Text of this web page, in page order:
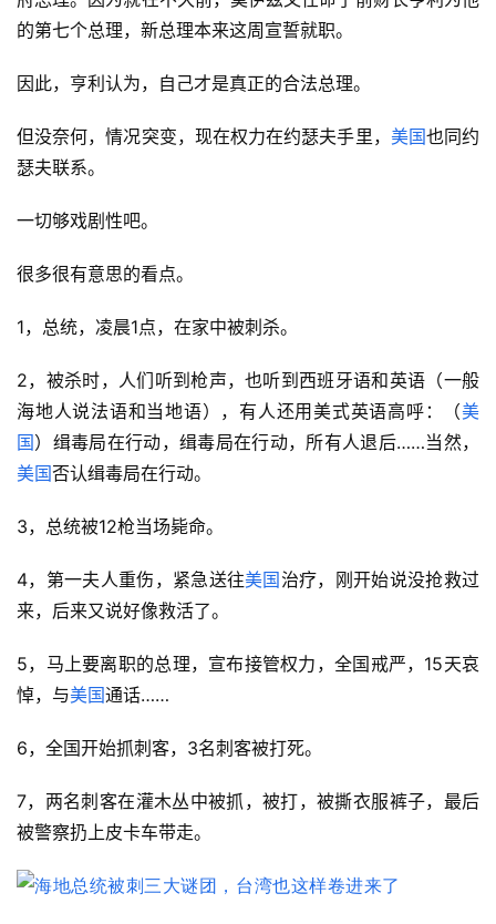
的第七个总理，新总理本来这周宣誓就职。
因此，亨利认为，自己才是真正的合法总理。
但没奈何，情况突变，现在权力在约瑟夫手里， 美国也同约
瑟夫联系。
一切够戏剧性吧。
很多很有意思的看点。
1，总统，凌晨1点，在家中被刺杀。
2，被杀时，人们听到枪声，也听到西班牙语和英语（一般
海地人说法语和当地语），有人还用美式英语高呼：（美
国）缉毒局在行动，缉毒局在行动，所有人退后……当然，
美国否认缉毒局在行动。
3，总统被12枪当场毙命。
4，第一夫人重伤，紧急送往美国 治疗，刚开始说没抢救过
来，后来又说好像救活了。
5，马上要离职的总理，宣布接管权力，全国戒严，15天哀
悼，与美国通话……
6，全国开始抓刺客，3名刺客被打死。
7，两名刺客在灌木丛中被抓，被打，被撕衣服裤子，最后
被警察扔上皮卡车带走。